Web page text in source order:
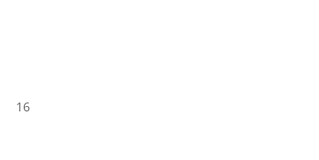
16